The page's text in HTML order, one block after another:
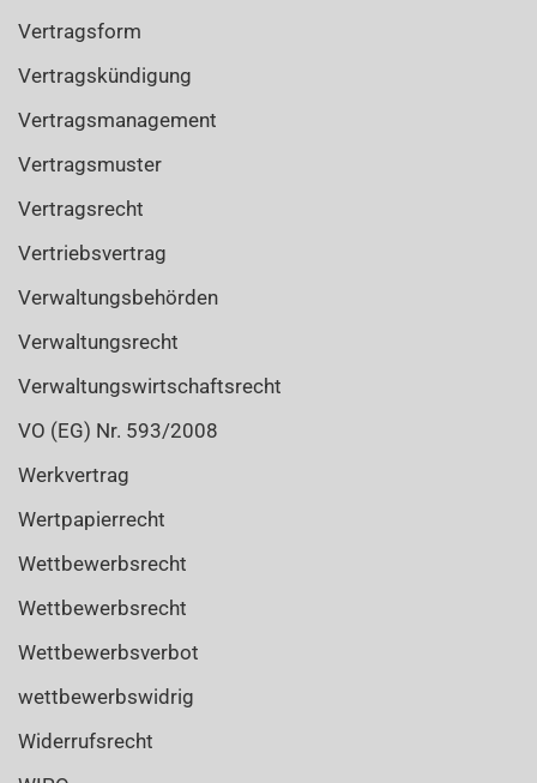
Vertragsform
Vertragskündigung
Vertragsmanagement
Vertragsmuster
Vertragsrecht
Vertriebsvertrag
Verwaltungsbehörden
Verwaltungsrecht
Verwaltungswirtschaftsrecht
VO (EG) Nr. 593/2008
Werkvertrag
Wertpapierrecht
Wettbewerbsrecht
Wettbewerbsrecht
Wettbewerbsverbot
wettbewerbswidrig
Widerrufsrecht